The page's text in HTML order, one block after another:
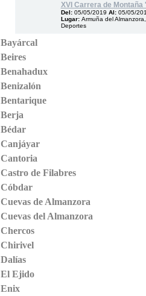
XVI Carrera de
Del: 05/05/2019 Al: 05/05/
Lugar: Armuña del
Deportes
Bayárcal
Beires
Benahadux
Benizalón
Bentarique
Berja
Bédar
Canjáyar
Cantoria
Castro de Filabres
Cóbdar
Cuevas de Almanzora
Cuevas del Almanzora
Chercos
Chirivel
Dalías
El Ejido
Enix